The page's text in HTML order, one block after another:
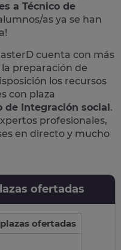
a Técnico de
as ya se han
cuenta con más
preparación de
los recursos
con plaza
de Integración social.
profesionales,
en directo y mucho
ofertadas
plazas ofertadas